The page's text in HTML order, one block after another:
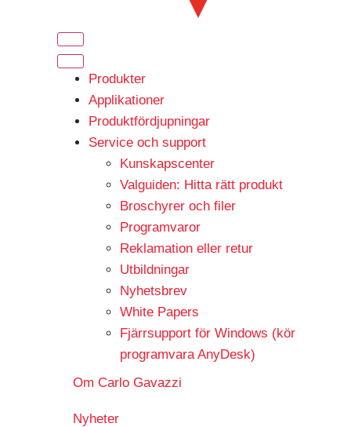
Produkter
Applikationer
Produktfördjupningar
Service och support
Kunskapscenter
Valguiden: Hitta rätt produkt
Broschyrer och filer
Programvaror
Reklamation eller retur
Utbildningar
Nyhetsbrev
White Papers
Fjärrsupport för Windows (kör
programvara AnyDesk)
Om Carlo Gavazzi
Nyheter